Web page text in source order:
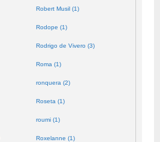
Robert Musil (1)
Rodope (1)
Rodrigo de Vivero (3)
Roma (1)
ronquera (2)
Roseta (1)
roumi (1)
Roxelanne (1)